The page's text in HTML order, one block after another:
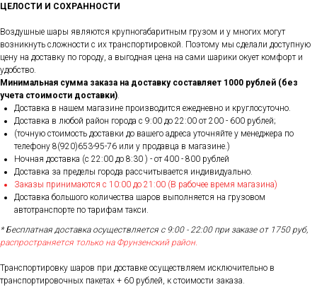
ЦЕЛОСТИ И СОХРАННОСТИ
Воздушные шары являются крупногабаритным грузом и у многих могут
возникнуть сложности с их транспортировкой. Поэтому мы сделали доступную
цену на доставку по городу, а выгодная цена на сами шарики окует комфорт и
удобство.
Минимальная сумма заказа на доставку составляет 1000 рублей (без
учета стоимости доставки).
Доставка в нашем магазине производится ежедневно и круглосуточно.
Доставка в любой район города c 9:00 до 22:00 от 200 - 600 рублей;
(точную стоимость доставки до вашего адреса уточняйте у менеджера по
телефону 8(920)653-95-76 или у продавца в магазине.)
Ночная доставка (с 22:00 до 8:30 ) - от 400 - 800 рублей
Доставка за пределы города рассчитывается индивидуально.
Заказы принимаются с 10:00 до 21:00 (В рабочее время магазина)
Доставка большого количества шаров выполняется на грузовом
автотранспорте по тарифам такси.
* Бесплатная доставка осуществляется с 9:00 - 22:00 при заказе от 1750 руб,
распространяется только на Фрунзенский район.
Транспортировку шаров при доставке осуществляем исключительно в
транспортировочных пакетах + 60 рублей, к стоимости заказа.